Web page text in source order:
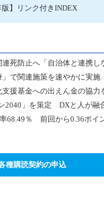
】リンク付きINDEX
死防止へ「自治体と連携し
で関連施策を速やかに実
援基金への出えん金の協
2040」を策定 DXと人が融
68.49％ 前回から0.36ポイ
種購読契約の申込